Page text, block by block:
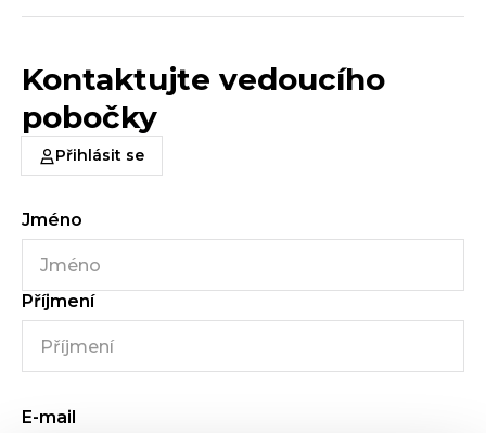
Kontaktujte vedoucího
pobočky
Přihlásit se
Jméno
Příjmení
E-mail